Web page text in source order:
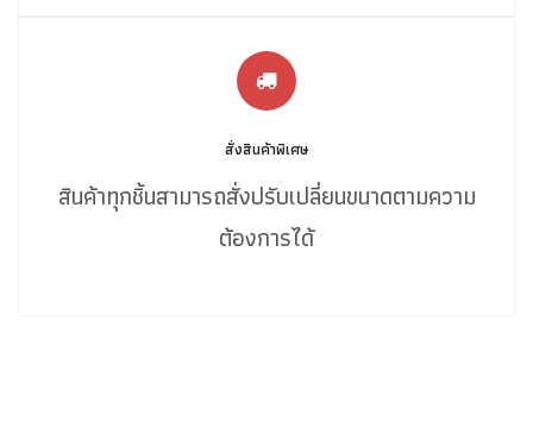
สั่งสินค้าพิเศษ
สินค้าทุกชิ้นสามารถสั่งปรับเปลี่ยนขนาดตามความ
ต้องการได้